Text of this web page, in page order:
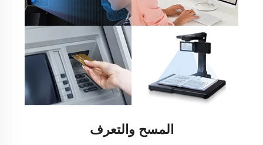
المسح والتعرف